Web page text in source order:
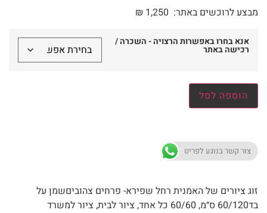
מבצע לרוכשים באתר:
₪ 1,250
אנא בחרו באפשרות הרצויה - השכרה /
רכישה באתר
הוספה לסל
צור קשר בנוגע לפריט
זוג ציורים של האמנית רחל שפירא- פרחים צהוביםשמן על
בד60/120 ס״מ, 60/60 כל אחד, ציור לבית, ציור למשרד